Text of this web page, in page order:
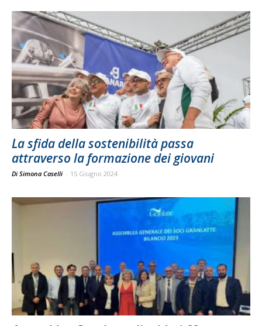
La sfida della sostenibilità passa
attraverso la formazione dei giovani
Di Simona Caselli - 15 Giugno 2024